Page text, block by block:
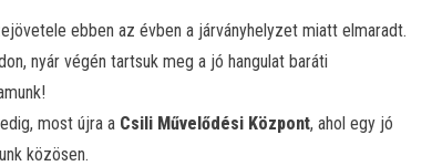
ebben az évben a járványhelyzet miatt elmaradt.
nyár végén tartsuk meg a jó hangulat baráti
most újra a Csili Művelődési Központ, ahol egy jó
közösen.